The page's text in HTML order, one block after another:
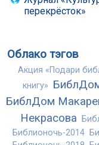
перекрёсток»
Облако тэгов
Акция «Подари
книгу»
БиблДом
Некрасова
Библионочь-2014